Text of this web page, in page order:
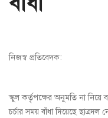
নিজস্ব প্রতিবেদক:
স্কুল কর্তৃপক্ষের অনুমতি না নিয়ে
চর্চার সময় বাঁধা দিয়েছে ছাত্রদল